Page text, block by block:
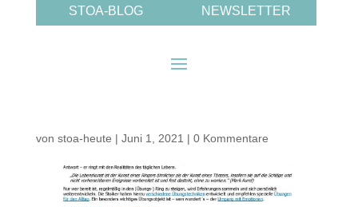
STOA-BLOG NEWSLETTER
von stoa-heute | Juni 1, 2021 | 0 Kommentare